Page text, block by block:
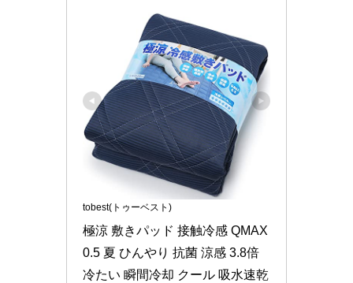
tobest(トゥーベスト)
極涼 敷きパッド 接触冷感 QMAX
0.5 夏 ひんやり 抗菌 涼感 3.8倍
冷たい 瞬間冷却 クール 吸水速乾